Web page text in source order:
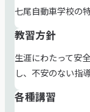
ー
ジ
七尾自動車学校の
教習方針
生涯にわたって安
し、不安のない指
各種講習